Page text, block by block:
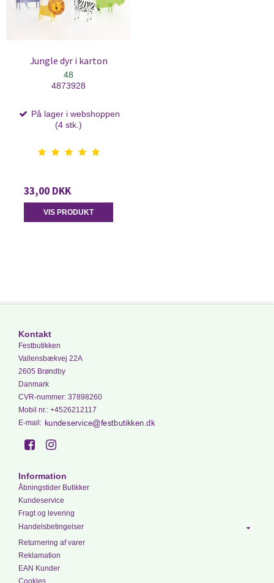
Jungle dyr i karton
48
4873928
På lager i webshoppen
(4 stk.)
33,00 DKK
VIS PRODUKT
Kontakt
Festbutikken
Vallensbækvej 22A
2605 Brøndby
Danmark
CVR-nummer: 37898260
Mobil nr.: +4526212117
E-mail :
Information
Åbningstider Butikker
Kundeservice
Fragt og levering
Handelsbetingelser
Returnering af varer
Reklamation
EAN Kunder
Cookies